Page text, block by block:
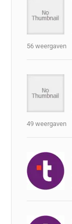
56 weergaven
49 weergaven